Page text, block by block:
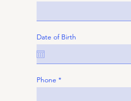
Date of Birth
Phone